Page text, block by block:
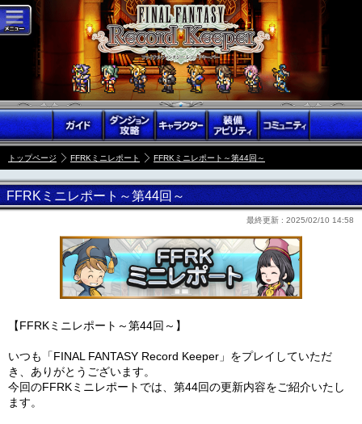
トップページ FFRKミニレポート FFRKミニレポート～第44回～
FFRKミニレポート～第44回～
最終更新 : 2025/02/10 14:58
【FFRKミニレポート～第44回～】
いつも「FINAL FANTASY Record Keeper」をプレイしていただ
き、ありがとうございます。
今回のFFRKミニレポートでは、第44回の更新内容をご紹介いたし
ます。